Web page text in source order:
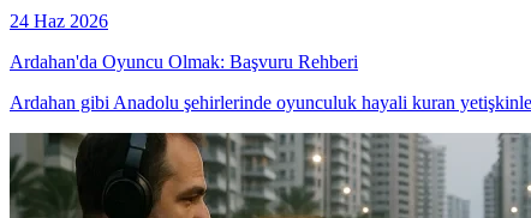
24 Haz 2026
Ardahan'da Oyuncu Olmak: Başvuru Rehberi
Ardahan gibi Anadolu şehirlerinde oyunculuk hayali kuran